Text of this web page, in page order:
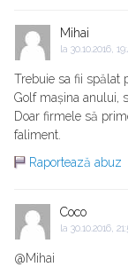
Mihai
la 30.10.2016,
Trebuie sa fii spălat
Golf mașina anului,
Doar firmele să
faliment.
Raportează abuz
Coco
la 30.10.2016,
@Mihai